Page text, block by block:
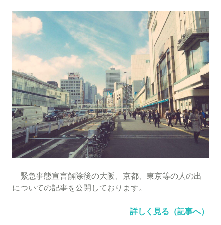
緊急事態宣言解除後の大阪、京都、東京等の人の出
についての記事を公開しております。
詳しく見る（記事へ）